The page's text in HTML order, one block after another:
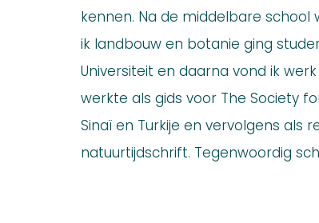
kennen. Na de middelbare
ik landbouw en botanie ging
Universiteit en daarna vond ik
werkte als gids voor The Society
Sinaï en Turkije en vervolgens als
natuurtijdschrift. Tegenwoordig